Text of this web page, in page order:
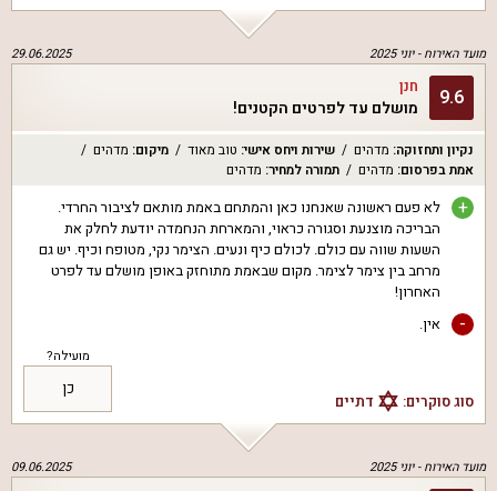
מועד האירוח -יוני 2025 29.06.2025
9.6 חנן
מושלם עד לפרטים הקטנים!
נקיון ותחזוקה: מדהים שירות ויחס אישי: טוב מאוד מיקום: מדהים
אמת בפרסום: מדהים תמורה למחיר: מדהים
+
לא פעם ראשונה שאנחנו כאן והמתחם באמת מותאם לציבור החרדי.
הבריכה מוצנעת וסגורה כראוי, והמארחת הנחמדה יודעת לחלק את
השעות שווה עם כולם. לכולם כיף ונעים. הצימר נקי, מטופח וכיף. יש גם
מרחב בין צימר לצימר. מקום שבאמת מתוחזק באופן מושלם עד לפרט
האחרון!
- אין.
סוג סוקרים: דתיים
מועילה?
כן
מועד האירוח -יוני 2025 09.06.2025